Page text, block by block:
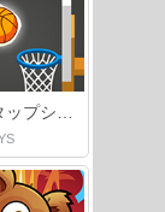
タップタップショット